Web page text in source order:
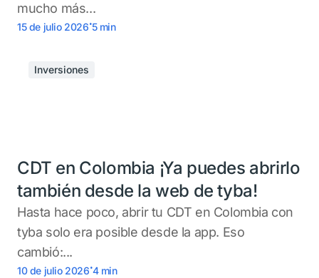
mucho más...
15 de julio 2026.5 min
Inversiones
CDT en Colombia ¡Ya puedes abrirlo
también desde la web de tyba!
Hasta hace poco, abrir tu CDT en Colombia con
tyba solo era posible desde la app. Eso
cambió:...
10 de julio 2026.4 min